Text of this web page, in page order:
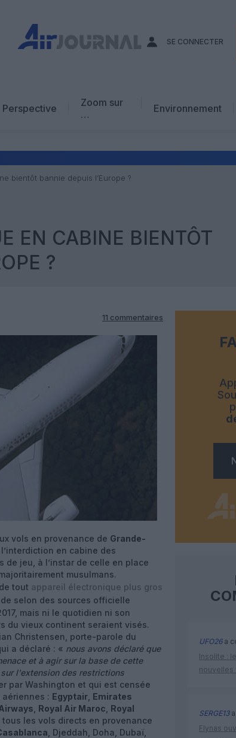
SE CONNECTER
Perspective
Zoom sur
…
Avis d’expert
Environnement
bientôt bannie depuis l’Europe ?
EN CABINE BIENTÔT
?
11 commentaires
vols en provenance de Grande-
l’interdiction en cabine des
jeu, à l’instar de celle en place
musulmans.
tout appareil électronique plus gros
selon des sources officielle
mais ni le quotidien ni son
du vieux continent seraient visés.
Christensen, porte-parole du
a déclaré : « nous avons déclaré que
et à agir sur la base de cette
l'extension des restrictions
par Washington et qui est censée
: Egyptair Emirates
Royal Air Maroc Royal
tous les vols directs en provenance
, Djeddah, Doha, Dubaï,
UFO26a
Insolite :
nouvelles
SERGE13a
Flynas